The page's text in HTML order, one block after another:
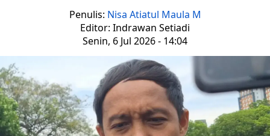
Penulis: Nisa Atiatul Maula M
Editor: Indrawan Setiadi
Senin, 6 Jul 2026 - 14:04